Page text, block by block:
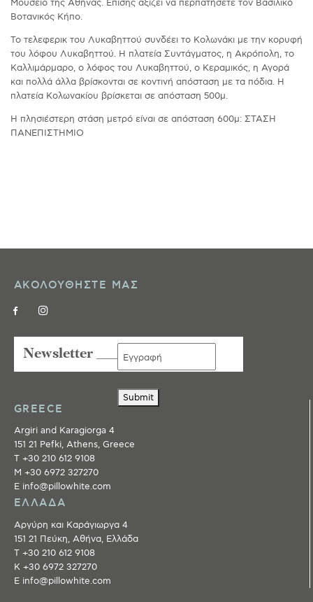
Μουσείο της Αθήνας. Επίσης αξίζει να περπατήσετε τον Βασιλικό
Βοτανικός Κήπο.
Το τελεφερικ του Λυκαβηττού συνδέει το Κολωνάκι με την κορυφή
του λόφου Λυκαβηττού. Η πλατεία Συντάγματος, η Ακρόπολη, το
Καλλιμάρμαρο, ο λόφος του Λυκαβηττού, ο Κεραμικός, η Αγορά
και πολλά άλλα βρίσκονται σε κοντινή απόσταση με τα πόδια. Η
πλατεία Κολωνακίου βρίσκεται σε απόσταση 500μ.
Η πλησιέστερη στάση μετρό είναι σε απόσταση 600μ: ΣΤΑΣΗ
ΠΑΝΕΠΙΣΤΗΜΙΟ
ΑΚΟΛΟΥΘΗΣΤΕ ΜΑΣ
Newsletter ___
Submit
GREECE
Argiri and Karagiorga 4
151 21 Pefki, Athens, Greece
T +30 210 612 9108
M +30 6972 327270
E info@pillowhite.com
ΕΛΛΑΔΑ
Αργύρη και Καράγιωργα 4
151 21 Πεύκη, Αθήνα, Ελλάδα
T +30 210 612 9108
Κ +30 6972 327270
E info@pillowhite.com